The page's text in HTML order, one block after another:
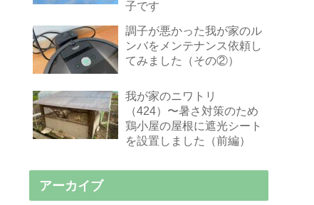
子です
調子が悪かった我が家のル
ンバをメンテナンス依頼し
てみました（その②）
我が家のニワトリ
（424）〜暑さ対策のため
鶏小屋の屋根に遮光シート
を設置しました（前編）
アーカイブ